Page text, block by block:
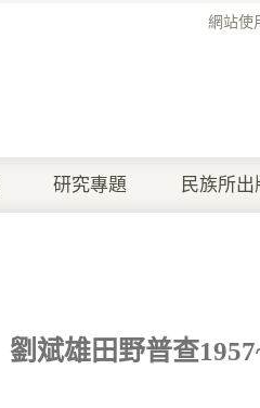
網站使
研究專題 民族所出
劉斌雄田野普查